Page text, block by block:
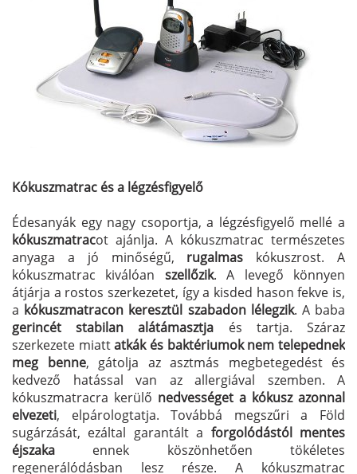
Kókuszmatrac és a légzésfigyelő
Édesanyák egy nagy csoportja, a légzésfigyelő mellé a
kókuszmatracot ajánlja. A kókuszmatrac természetes
anyaga a jó minőségű, rugalmas kókuszrost. A
kókuszmatrac kiválóan szellőzik. A levegő könnyen
átjárja a rostos szerkezetet, így a kisded hason fekve is,
a kókuszmatracon keresztül szabadon lélegzik. A baba
gerincét stabilan alátámasztja és tartja. Száraz
szerkezete miattatkák és baktériumok nem telepednek
meg benne, gátolja az asztmás megbetegedést és
kedvező hatással van az allergiával szemben. A
kókuszmatracra kerülő nedvességet a kókusz azonnal
elvezeti, elpárologtatja. Továbbá megszűri a Föld
sugárzását, ezáltal garantált a forgolódástól mentes
éjszaka ennek köszönhetően tökéletes
regenerálódásban lesz része. A kókuszmatrac